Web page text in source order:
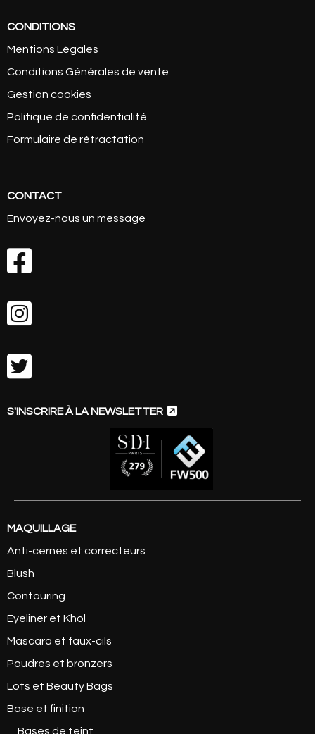
CONDITIONS
Mentions Légales
Conditions Générales de vente
Gestion cookies
Politique de confidentialité
Formulaire de rétractation
CONTACT
Envoyez-nous un message



S'INSCRIRE À LA NEWSLETTER 
MAQUILLAGE
Anti-cernes et correcteurs
Blush
Contouring
Eyeliner et Khol
Mascara et faux-cils
Poudres et bronzers
Lots et Beauty Bags
Base et finition
Bases de teint